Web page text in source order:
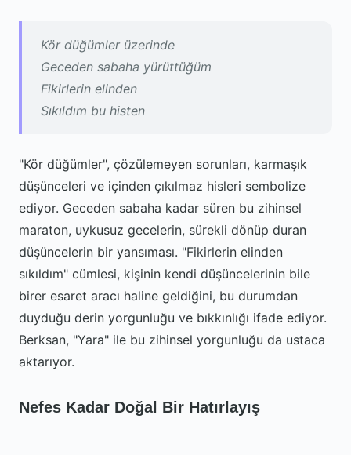
Kör düğümler üzerinde
Geceden sabaha yürüttüğüm
Fikirlerin elinden
Sıkıldım bu histen
"Kör düğümler", çözülemeyen sorunları, karmaşık
düşünceleri ve içinden çıkılmaz hisleri sembolize
ediyor. Geceden sabaha kadar süren bu zihinsel
maraton, uykusuz gecelerin, sürekli dönüp duran
düşüncelerin bir yansıması. "Fikirlerin elinden
sıkıldım" cümlesi, kişinin kendi düşüncelerinin bile
birer esaret aracı haline geldiğini, bu durumdan
duyduğu derin yorgunluğu ve bıkkınlığı ifade ediyor.
Berksan, "Yara" ile bu zihinsel yorgunluğu da ustaca
aktarıyor.
Nefes Kadar Doğal Bir Hatırlayış